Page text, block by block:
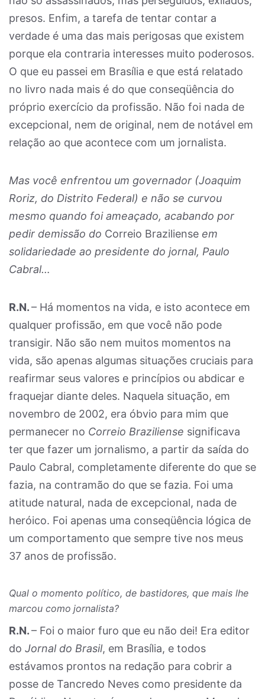
presos. Enfim, a tarefa de tentar contar a
verdade é uma das mais perigosas que existem
porque ela contraria interesses muito poderosos.
O que eu passei em Brasília e que está relatado
no livro nada mais é do que conseqüência do
próprio exercício da profissão. Não foi nada de
excepcional, nem de original, nem de notável em
relação ao que acontece com um jornalista.
Mas você enfrentou um governador (Joaquim
Roriz, do Distrito Federal) e não se curvou
mesmo quando foi ameaçado, acabando por
pedir demissão do Correio Braziliense em
solidariedade ao presidente do jornal, Paulo
Cabral…
R.N.– Há momentos na vida, e isto acontece em
qualquer profissão, em que você não pode
transigir. Não são nem muitos momentos na
vida, são apenas algumas situações cruciais para
reafirmar seus valores e princípios ou abdicar e
fraquejar diante deles. Naquela situação, em
novembro de 2002, era óbvio para mim que
permanecer no Correio Braziliense significava
ter que fazer um jornalismo, a partir da saída do
Paulo Cabral, completamente diferente do que se
fazia, na contramão do que se fazia. Foi uma
atitude natural, nada de excepcional, nada de
heróico. Foi apenas uma conseqüência lógica de
um comportamento que sempre tive nos meus
37 anos de profissão.
Qual o momento político, de bastidores, que mais lhe
marcou como jornalista?
R.N.– Foi o maior furo que eu não dei! Era editor
do Jornal do Brasil, em Brasília, e todos
estávamos prontos na redação para cobrir a
posse de Tancredo Neves como presidente da